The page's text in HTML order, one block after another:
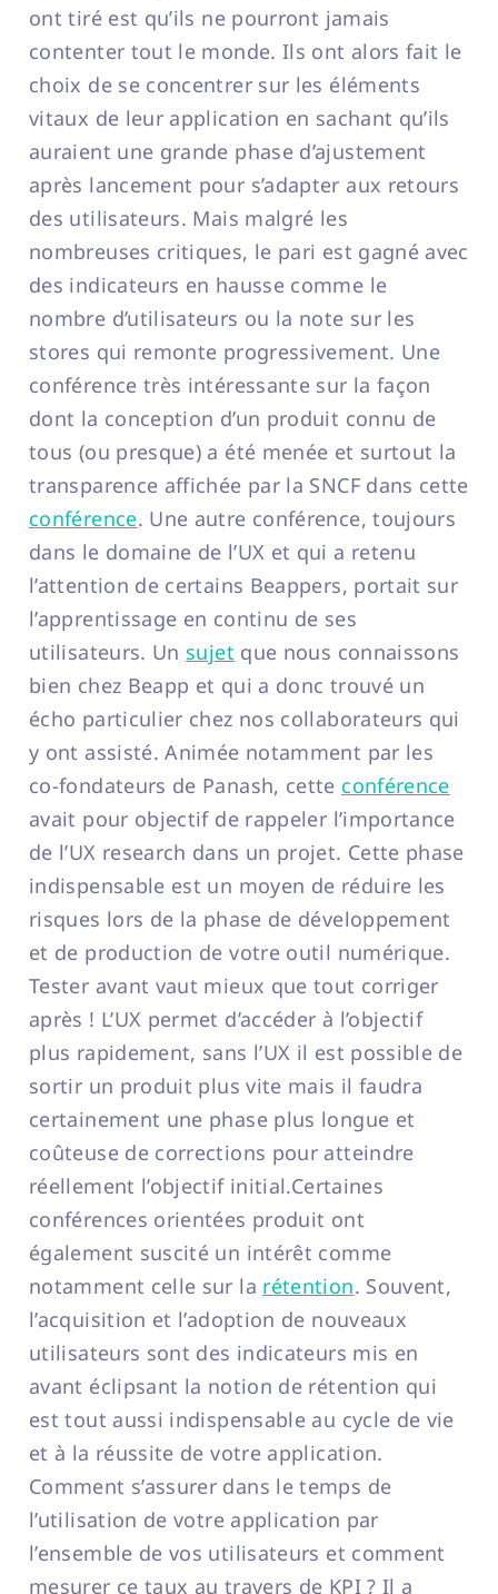
ont tiré est qu’ils ne pourront jamais
contenter tout le monde. Ils ont alors fait le
choix de se concentrer sur les éléments
vitaux de leur application en sachant qu’ils
auraient une grande phase d’ajustement
après lancement pour s’adapter aux retours
des utilisateurs. Mais malgré les
nombreuses critiques, le pari est gagné avec
des indicateurs en hausse comme le
nombre d’utilisateurs ou la note sur les
stores qui remonte progressivement. Une
conférence très intéressante sur la façon
dont la conception d’un produit connu de
tous (ou presque) a été menée et surtout la
transparence affichée par la SNCF dans cette
conférence. Une autre conférence, toujours
dans le domaine de l’UX et qui a retenu
l’attention de certains Beappers, portait sur
l’apprentissage en continu de ses
utilisateurs. Un sujetque nous connaissons
bien chez Beapp et qui a donc trouvé un
écho particulier chez nos collaborateurs qui
y ont assisté. Animée notamment par les
co-fondateurs de Panash, cette conférence
avait pour objectif de rappeler l’importance
de l’UX research dans un projet. Cette phase
indispensable est un moyen de réduire les
risques lors de la phase de développement
et de production de votre outil numérique.
Tester avant vaut mieux que tout corriger
après ! L’UX permet d’accéder à l’objectif
plus rapidement, sans l’UX il est possible de
sortir un produit plus vite mais il faudra
certainement une phase plus longue et
coûteuse de corrections pour atteindre
réellement l’objectif initial.Certaines
conférences orientées produit ont
également suscité un intérêt comme
notamment celle sur la rétention. Souvent,
l’acquisition et l’adoption de nouveaux
utilisateurs sont des indicateurs mis en
avant éclipsant la notion de rétention qui
est tout aussi indispensable au cycle de vie
et à la réussite de votre application.
Comment s’assurer dans le temps de
l’utilisation de votre application par
l’ensemble de vos utilisateurs et comment
mesurer ce taux au travers de KPI ? Il a